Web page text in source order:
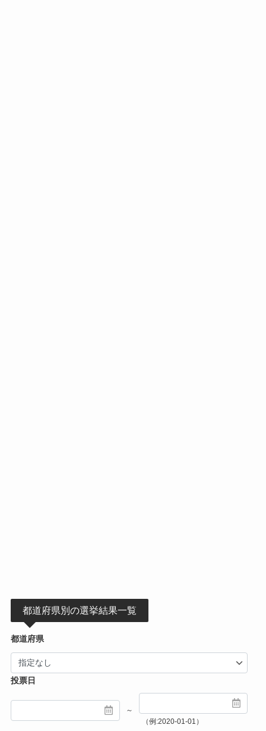
都道府県別の選挙結果一覧
都道府県
投票日
～
（例:2020-01-01）